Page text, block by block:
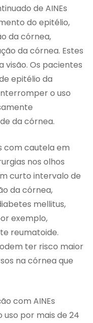
de AINEs
do epitélio,
da córnea,
da córnea. Estes
Os pacientes
epitélio da
o uso
da córnea.
com cautela em
nos olhos
curto intervalo de
da córnea,
mellitus,
exemplo,
reumatoide.
ter risco maior
na córnea que
com AINEs
por mais de 24